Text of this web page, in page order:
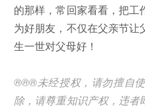
的那样，常回家看看，把
为好朋友，不仅在父亲节
生一世对父母好！
®®®未经授权，请勿擅自
除，请尊重知识产权，违者